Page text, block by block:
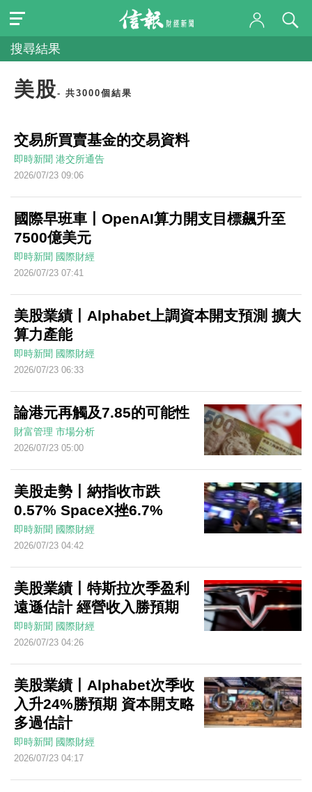
搜尋結果
美股- 共3000個結果
交易所買賣基金的交易資料
即時新聞 港交所通告
2026/07/23 09:06
國際早班車丨OpenAI算力開支目標飆升至
7500億美元
即時新聞 國際財經
2026/07/23 07:41
美股業績丨Alphabet上調資本開支預測 擴大
算力產能
即時新聞 國際財經
2026/07/23 06:33
論港元再觸及7.85的可能性
財富管理 市場分析
2026/07/23 05:00
美股走勢丨納指收市跌
0.57% SpaceX挫6.7%
即時新聞 國際財經
2026/07/23 04:42
美股業績丨特斯拉次季盈利
遠遜估計 經營收入勝預期
即時新聞 國際財經
2026/07/23 04:26
美股業績丨Alphabet次季收
入升24%勝預期 資本開支略
多過估計
即時新聞 國際財經
2026/07/23 04:17